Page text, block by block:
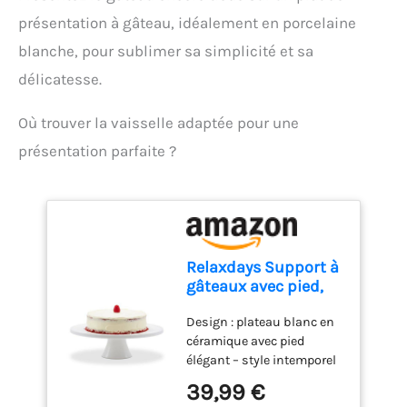
pratique pour un usage
quotidien : Léger, doté d'un
câble de 1 mètre et d'un
parfait pour toutes vos
tâches de cuisine.
présentation à gâteau, idéalement en porcelaine
blanche, pour sublimer sa simplicité et sa
délicatesse.
Où trouver la vaisselle adaptée pour une
présentation parfaite ?
Relaxdays Support à
gâteaux avec pied,
x 32 cm, plateau de
service pour tartes et
gâteaux, blanc
Design : plateau blanc en
céramique avec pied
élégant – style intemporel
Occasions : le plateau à
39,99 €